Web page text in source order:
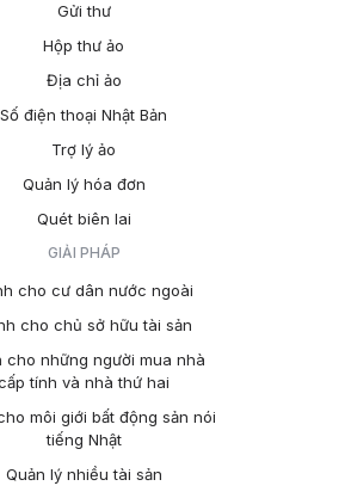
Gửi thư
Hộp thư ảo
Địa chỉ ảo
Số điện thoại Nhật Bản
Trợ lý ảo
Quản lý hóa đơn
Quét biên lai
GIẢI PHÁP
cho cư dân nước ngoài
cho chủ sở hữu tài sản
cho những người mua nhà
tính và nhà thứ hai
môi giới bất động sản nói
tiếng Nhật
Quản lý nhiều tài sản